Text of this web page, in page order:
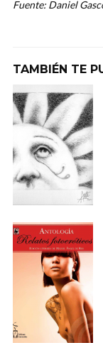
Fuente: Daniel
TAMBIÉN TE